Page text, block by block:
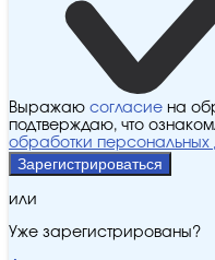
Выражаю согласие на
подтверждаю, что
обработки персональных
Зарегистрироваться
или
Уже зарегистрированы?